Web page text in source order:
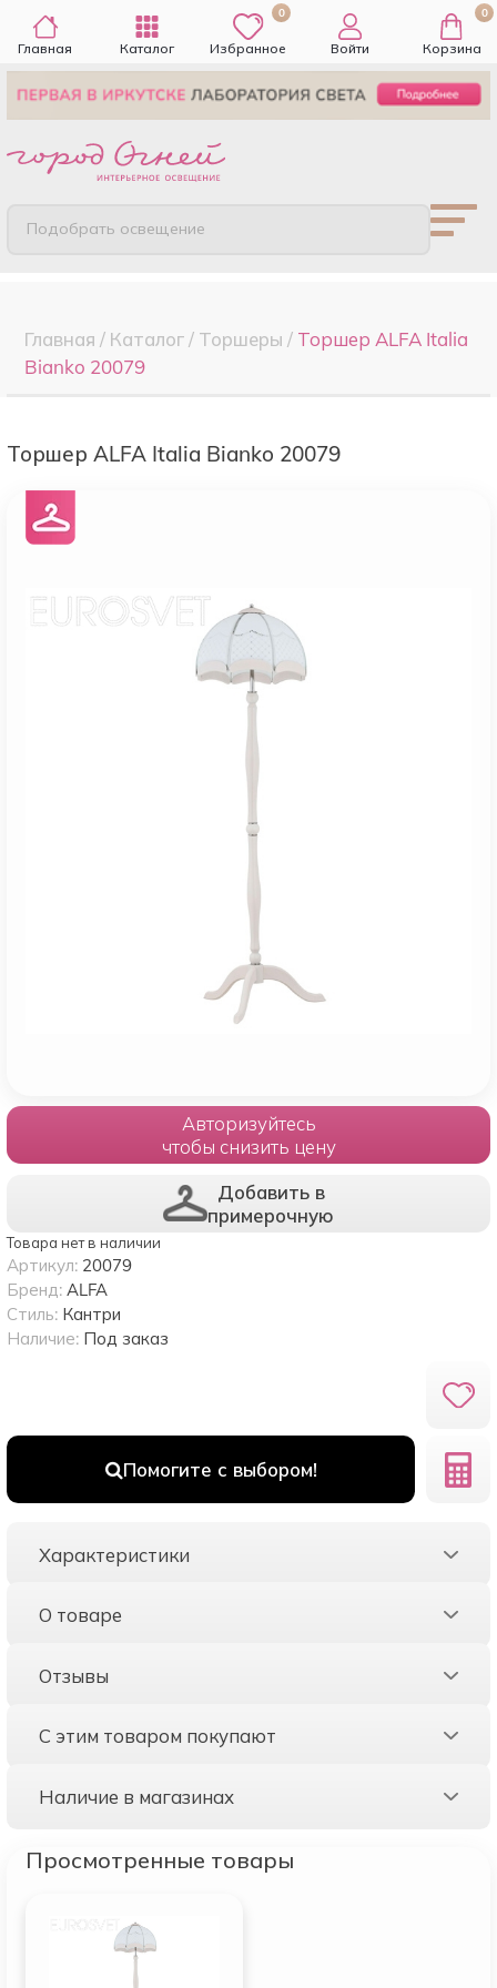
Главная Каталог
0
Избранное Войти
0
Корзина
Подобрать освещение
Главная / Каталог/ Торшеры / Торшер ALFA Italia
Bianko 20079
Торшер ALFA Italia Bianko 20079
Авторизуйтесь
чтобы снизить цену
Добавить в
примерочную
Товара нет в наличии
Помогите с выбором!
Артикул: 20079
Бренд: ALFA
Стиль: Кантри
Наличие: Под заказ
Характеристики
О товаре
Отзывы
С этим товаром покупают
Наличие в магазинах
Просмотренные товары